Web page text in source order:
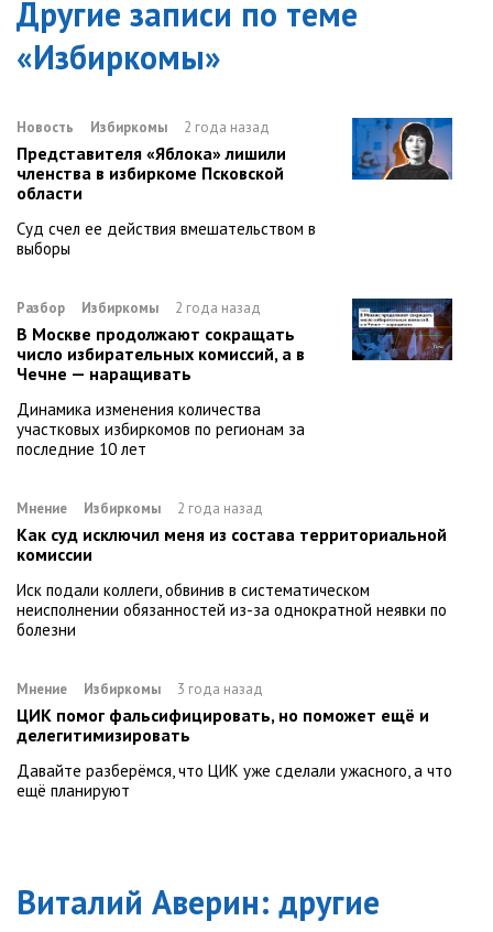
Другие записи по теме
«Избиркомы»
Новость Избиркомы 2 года назад
Представителя «Яблока» лишили
членства в избиркоме Псковской
области
Суд счел ее действия вмешательством в
выборы
Разбор Избиркомы 2 года назад
В Москве продолжают сокращать
число избирательных комиссий, а в
Чечне — наращивать
Динамика изменения количества
участковых избиркомов по регионам за
последние 10 лет
Мнение Избиркомы 2 года назад
Как суд исключил меня из состава территориальной
комиссии
Иск подали коллеги, обвинив в систематическом
неисполнении обязанностей из-за однократной неявки по
болезни
Мнение Избиркомы 3 года назад
ЦИК помог фальсифицировать, но поможет ещё и
делегитимизировать
Давайте разберёмся, что ЦИК уже сделали ужасного, а что
ещё планируют
Виталий Аверин: другие